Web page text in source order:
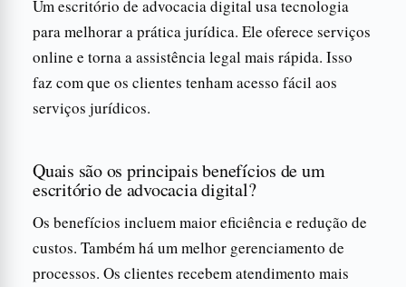
Um escritório de advocacia digital usa tecnologia
para melhorar a prática jurídica. Ele oferece serviços
online e torna a assistência legal mais rápida. Isso
faz com que os clientes tenham acesso fácil aos
serviços jurídicos.
Quais são os principais benefícios de um
escritório de advocacia digital?
Os benefícios incluem maior eficiência e redução de
custos. Também há um melhor gerenciamento de
processos. Os clientes recebem atendimento mais